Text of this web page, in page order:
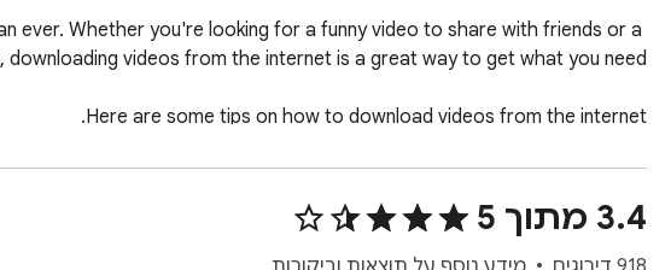
ever. Whether you're looking for a funny video to share with friends or a
on the type of video, you may be able to download it directly from
3.4 מתוך 5